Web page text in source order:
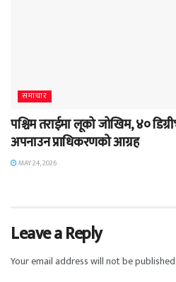
समाचार
पश्चिम तराईमा लूको जोखिम, ४०
अपनाउन प्राधिकरणको आग्रह
MAY 24, 2026
Leave a Reply
Your email address will not be published.